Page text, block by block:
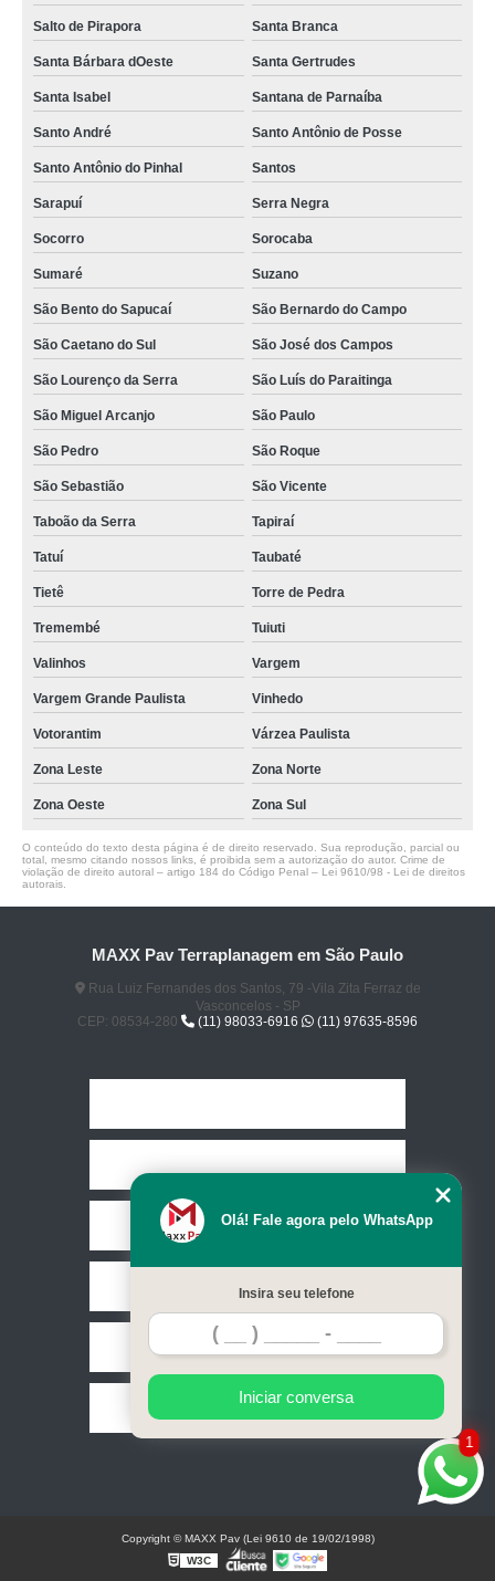
Salto de Pirapora Santa Branca
Santa Bárbara dOeste Santa Gertrudes
Santa Isabel Santana de Parnaíba
Santo André Santo Antônio de Posse
Santo Antônio do Pinhal Santos
Sarapuí Serra Negra
Socorro Sorocaba
Sumaré Suzano
São Bento do Sapucaí São Bernardo do Campo
São Caetano do Sul São José dos Campos
São Lourenço da Serra São Luís do Paraitinga
São Miguel Arcanjo São Paulo
São Pedro São Roque
São Sebastião São Vicente
Taboão da Serra Tapiraí
Tatuí Taubaté
Tietê Torre de Pedra
Tremembé Tuiuti
Valinhos Vargem
Vargem Grande Paulista Vinhedo
Votorantim Várzea Paulista
Zona Leste Zona Norte
Zona Oeste Zona Sul
O conteúdo do texto desta página é de direito reservado. Sua reprodução, parcial ou
total, mesmo citando nossos links, é proibida sem a autorização do autor. Crime de
violação de direito autoral – artigo 184 do Código Penal – Lei 9610/98 - Lei de direitos
autorais
MAXX Pav Terraplanagem em São Paulo
Rua Luiz Fernandes dos Santos, 79 -Vila Zita Ferraz de
Vasconcelos - SP
CEP: 08534-280
(11) 98033-6916 (11) 97635-8596
Missão
Serviços
Contato
Mapa do site
1
Olá! Fale agora pelo WhatsApp
Insira seu telefone
Iniciar conversa
Copyright © MAXX Pav (Lei 9610 de 19/02/1998)
W3C